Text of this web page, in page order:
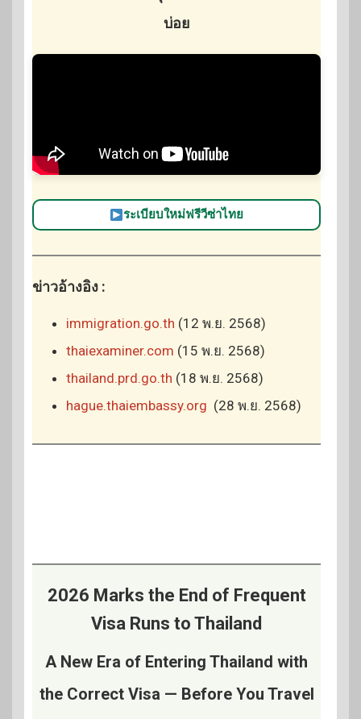
บ่อย
ระเบียบใหม่ฟรีวีซ่าไทย
ข่าวอ้างอิง :
immigration.go.th (12 พ.ย. 2568)
thaiexaminer.com (15 พ.ย. 2568)
thailand.prd.go.th (18 พ.ย. 2568)
hague.thaiembassy.org (28 พ.ย. 2568)
2026 Marks the End of Frequent
Visa Runs to Thailand
A New Era of Entering Thailand with
the Correct Visa — Before You Travel